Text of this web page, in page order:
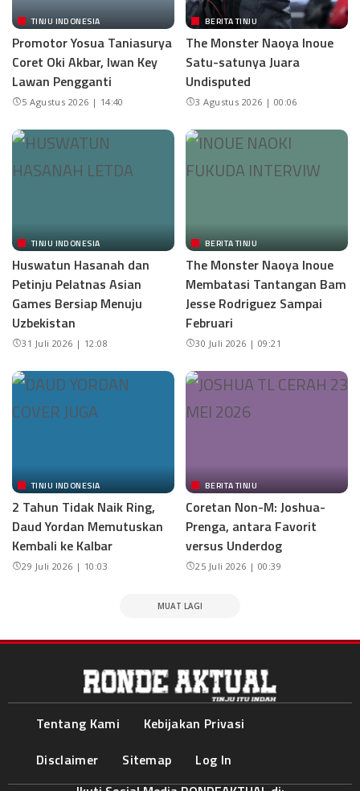
TINJU INDONESIA
Promotor Yosua Taniasurya
Coret Oki Akbar, Iwan Key
Lawan Pengganti
5 Agustus 2026 | 14:40
BERITA TINJU
The Monster Naoya Inoue
Satu-satunya Juara
Undisputed
3 Agustus 2026 | 00:06
TINJU INDONESIA
Huswatun Hasanah dan
Petinju Pelatnas Asian
Games Bersiap Menuju
Uzbekistan
31 Juli 2026 | 12:08
BERITA TINJU
The Monster Naoya Inoue
Membatasi Tantangan Bam
Jesse Rodriguez Sampai
Februari
30 Juli 2026 | 09:21
TINJU INDONESIA
2 Tahun Tidak Naik Ring,
Daud Yordan Memutuskan
Kembali ke Kalbar
29 Juli 2026 | 10:03
BERITA TINJU
Coretan Non-M: Joshua-
Prenga, antara Favorit
versus Underdog
25 Juli 2026 | 00:39
MUAT LAGI
Tentang Kami
Kebijakan Privasi
Disclaimer
Sitemap
Log In